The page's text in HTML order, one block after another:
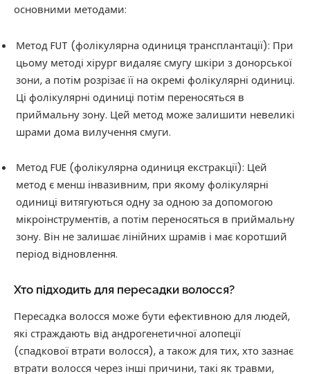
основними методами:
Метод FUT (фолікулярна одиниця трансплантації): При
цьому методі хірург видаляє смугу шкіри з донорської
зони, а потім розрізає її на окремі фолікулярні одиниці.
Ці фолікулярні одиниці потім переносяться в
приймальну зону. Цей метод може залишити невеликі
шрами дома вилучення смуги.
Метод FUE (фолікулярна одиниця екстракції): Цей
метод є менш інвазивним, при якому фолікулярні
одиниці витягуються одну за одною за допомогою
мікроінструментів, а потім переносяться в приймальну
зону. Він не залишає лінійних шрамів і має коротший
період відновлення.
Хто підходить для пересадки волосся?
Пересадка волосся може бути ефективною для людей,
які страждають від андрогенетичної алопеції
(спадкової втрати волосся), а також для тих, хто зазнає
втрати волосся через інші причини, такі як травми,